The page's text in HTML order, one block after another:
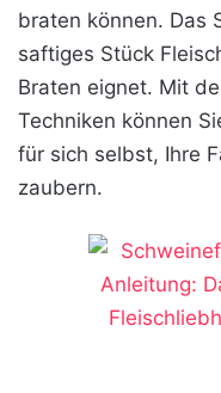
braten können. Das
saftiges Stück
Braten eignet. Mit
Techniken können
für sich selbst, Ihre
zaubern.